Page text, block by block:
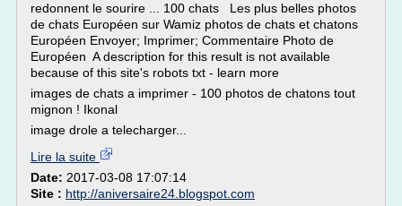
redonnent le sourire ... 100 chats Les plus belles photos
de chats Européen sur Wamiz photos de chats et chatons
Européen Envoyer; Imprimer; Commentaire Photo de
Européen A description for this result is not available
because of this site's robots txt - learn more
images de chats a imprimer - 100 photos de chatons tout
mignon ! Ikonal
image drole a telecharger...
Lire la suite
Date: 2017-03-08 17:07:14
Site : http://aniversaire24.blogspot.com